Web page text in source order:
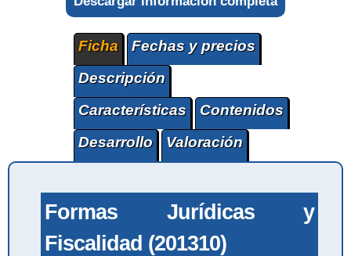
Ficha
Fechas y precios
Descripción
Características
Contenidos
Desarrollo
Valoración
Formas Jurídicas y
Fiscalidad (201310)